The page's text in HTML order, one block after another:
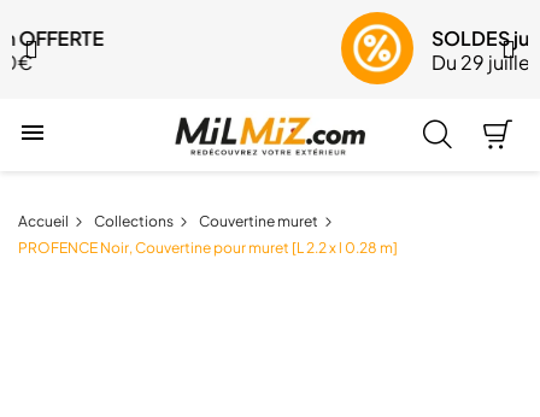
SOLDES jusqu'à -30%
Du 29 juillet au 24 août

Accueil Collections
Couvertine muret
PROFENCE Noir, Couvertine pour muret [L 2.2 x l 0.28 m]